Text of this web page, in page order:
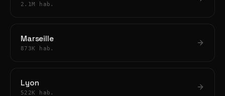
2.1M hab.
Marseille
873K hab.
Lyon
522K hab.